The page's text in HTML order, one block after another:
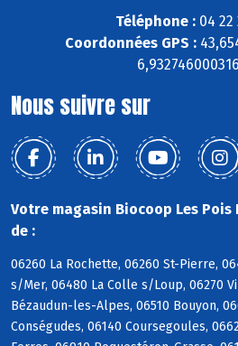
Téléphone :04 22
Coordonnées GPS :
Nous suivre sur
Votre magasin Biocoop Les Pois
de :
06260 La Rochette, 06260 St-Pierre,
s/Mer, 06480 La Colle s/Loup, 06270
Bézaudun-les-Alpes, 06510 Bouyon,
Conségudes, 06140 Coursegoules,